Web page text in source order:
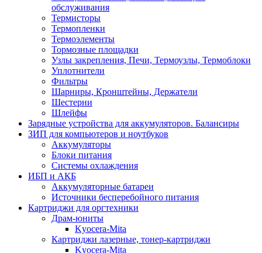
обслуживания
Термисторы
Термопленки
Термоэлементы
Тормозные площадки
Узлы закрепления, Печи, Термоузлы, Термоблоки
Уплотнители
Фильтры
Шарниры, Кронштейны, Держатели
Шестерни
Шлейфы
Зарядные устройства для аккумуляторов. Балансиры
ЗИП для компьютеров и ноутбуков
Аккумуляторы
Блоки питания
Системы охлаждения
ИБП и АКБ
Аккумуляторные батареи
Источники бесперебойного питания
Картриджи для оргтехники
Драм-юниты
Kyocera-Mita
Картриджи лазерные, тонер-картриджи
Kyocera-Mita